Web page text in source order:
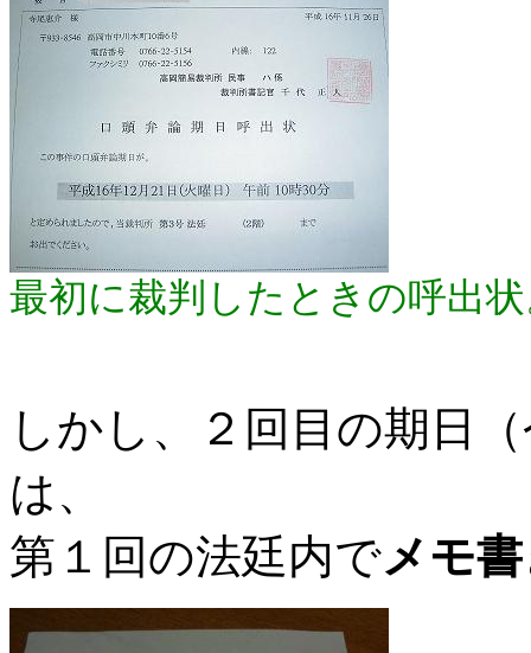
最初に裁判したときの呼出
しかし、２回目の期日
は、
第１回の法廷内でメモ